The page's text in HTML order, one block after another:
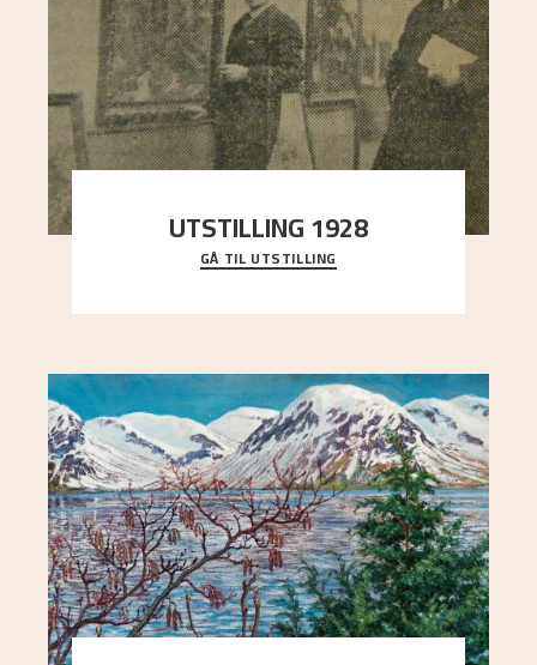
UTSTILLING 1928
Då Astrup døydde i 1928, tok vennene Moritz
Kaland og Simon Thorbjørnsen initiativ til å
GÅ TIL UTSTILLING